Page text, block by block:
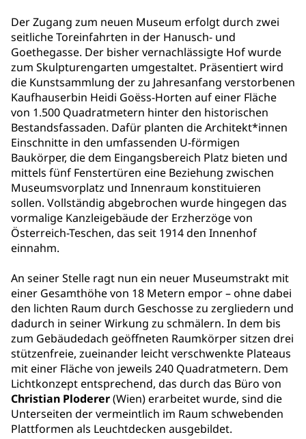
Der Zugang zum neuen Museum erfolgt durch zwei
seitliche Toreinfahrten in der Hanusch- und
Goethegasse. Der bisher vernachlässigte Hof wurde
zum Skulpturengarten umgestaltet. Präsentiert wird
die Kunstsammlung der zu Jahresanfang verstorbenen
Kaufhauserbin Heidi Goëss-Horten auf einer Fläche
von 1.500 Quadratmetern hinter den historischen
Bestandsfassaden. Dafür planten die Architekt*innen
Einschnitte in den umfassenden U-förmigen
Baukörper, die dem Eingangsbereich Platz bieten und
mittels fünf Fenstertüren eine Beziehung zwischen
Museumsvorplatz und Innenraum konstituieren
sollen. Vollständig abgebrochen wurde hingegen das
vormalige Kanzleigebäude der Erzherzöge von
Österreich-Teschen, das seit 1914 den Innenhof
einnahm.
An seiner Stelle ragt nun ein neuer Museumstrakt mit
einer Gesamthöhe von 18 Metern empor – ohne dabei
den lichten Raum durch Geschosse zu zergliedern und
dadurch in seiner Wirkung zu schmälern. In dem bis
zum Gebäudedach geöffneten Raumkörper sitzen drei
stützenfreie, zueinander leicht verschwenkte Plateaus
mit einer Fläche von jeweils 240 Quadratmetern. Dem
Lichtkonzept entsprechend, das durch das Büro von
Christian Ploderer(Wien) erarbeitet wurde, sind die
Unterseiten der vermeintlich im Raum schwebenden
Plattformen als Leuchtdecken ausgebildet.